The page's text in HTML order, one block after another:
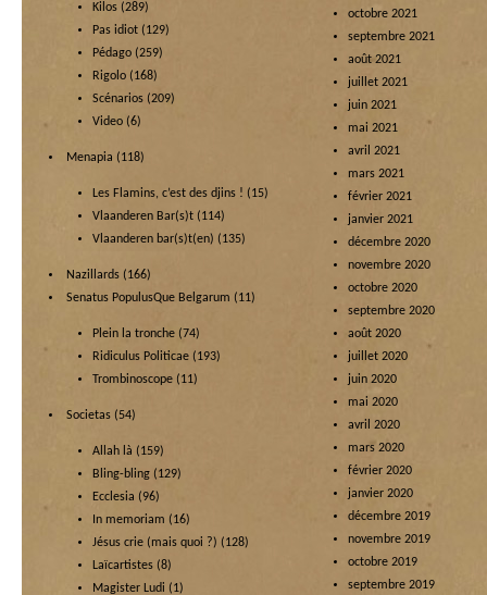
Kilos (289)
Pas idiot (129)
Pédago (259)
Rigolo (168)
Scénarios (209)
Video (6)
Menapia (118)
Les Flamins, c’est des djins ! (15)
Vlaanderen Bar(s)t (114)
Vlaanderen bar(s)t(en) (135)
Nazillards (166)
Senatus PopulusQue Belgarum (11)
Plein la tronche (74)
Ridiculus Politicae (193)
Trombinoscope (11)
Societas (54)
Allah là (159)
Bling-bling (129)
Ecclesia (96)
In memoriam (16)
Jésus crie (mais quoi ?) (128)
Laïcartistes (8)
Magister Ludi (1)
octobre 2021
septembre 2021
août 2021
juillet 2021
juin 2021
mai 2021
avril 2021
mars 2021
février 2021
janvier 2021
décembre 2020
novembre 2020
octobre 2020
septembre 2020
août 2020
juillet 2020
juin 2020
mai 2020
avril 2020
mars 2020
février 2020
janvier 2020
décembre 2019
novembre 2019
octobre 2019
septembre 2019